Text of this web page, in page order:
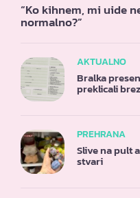
“Ko kihnem, mi uide
normalno?”
AKTUALNO
Bralka
preklicali
PREHRANA
Slive na pult
stvari